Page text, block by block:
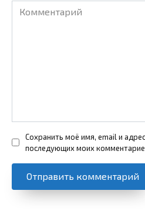
Комментарий
Сохранить моё имя, email и
последующих моих